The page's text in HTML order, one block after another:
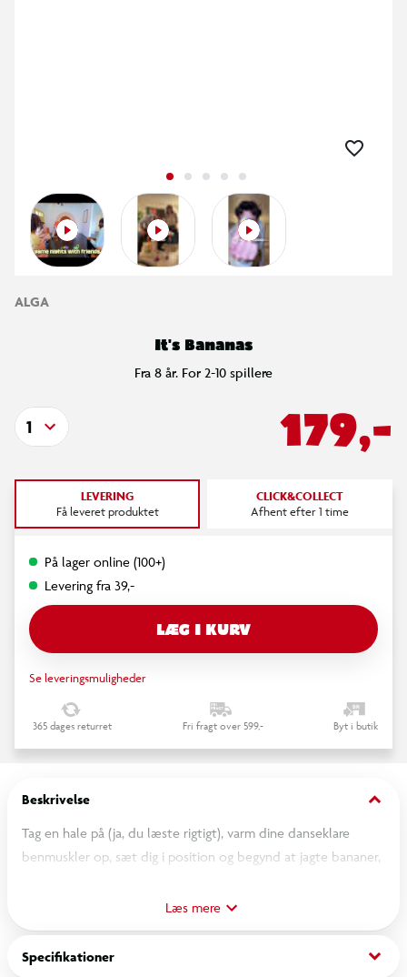
ALGA
It's Bananas
Fra 8 år. For 2-10 spillere
179,-
1
LEVERING
Få leveret produktet
CLICK&COLLECT
Afhent efter 1 time
På lager online (100+)
Levering fra 39,-
LÆG I KURV
Se leveringsmuligheder
365 dages returret Fri fragt over 599,- Byt i butik
Beskrivelse keyboard_arrow_down
Tag en hale på (ja, du læste rigtigt), varm dine danseklare
benmuskler op, sæt dig i position og begynd at jagte bananer,
spilleaftener med venner, polteraben-der, haveleg, sjove gaver
og et fantastisk gulvspil til fødselsdagsfester. It’s Bananas er et
prisvindende festmesterværk, der forener genera-tioner,
Læs mere
Specifikationer keyboard_arrow_down